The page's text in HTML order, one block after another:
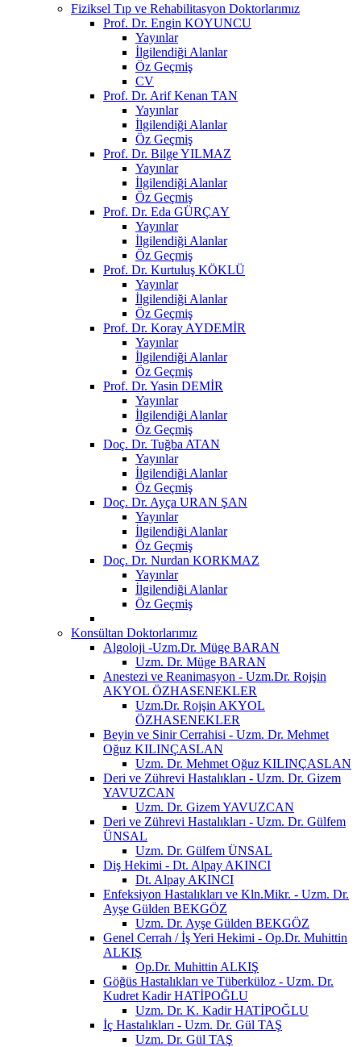
Fiziksel Tıp ve Rehabilitasyon Doktorlarımız
Prof. Dr. Engin KOYUNCU
Yayınlar
İlgilendiği Alanlar
Öz Geçmiş
CV
Prof. Dr. Arif Kenan TAN
Yayınlar
İlgilendiği Alanlar
Öz Geçmiş
Prof. Dr. Bilge YILMAZ
Yayınlar
İlgilendiği Alanlar
Öz Geçmiş
Prof. Dr. Eda GÜRÇAY
Yayınlar
İlgilendiği Alanlar
Öz Geçmiş
Prof. Dr. Kurtuluş KÖKLÜ
Yayınlar
İlgilendiği Alanlar
Öz Geçmiş
Prof. Dr. Koray AYDEMİR
Yayınlar
İlgilendiği Alanlar
Öz Geçmiş
Prof. Dr. Yasin DEMİR
Yayınlar
İlgilendiği Alanlar
Öz Geçmiş
Doç. Dr. Tuğba ATAN
Yayınlar
İlgilendiği Alanlar
Öz Geçmiş
Doç. Dr. Ayça URAN ŞAN
Yayınlar
İlgilendiği Alanlar
Öz Geçmiş
Doç. Dr. Nurdan KORKMAZ
Yayınlar
İlgilendiği Alanlar
Öz Geçmiş
Konsültan Doktorlarımız
Algoloji -Uzm.Dr. Müge BARAN
Uzm. Dr. Müge BARAN
Anestezi ve Reanimasyon - Uzm.Dr. Rojşin
AKYOL ÖZHASENEKLER
Uzm.Dr. Rojşin AKYOL
ÖZHASENEKLER
Beyin ve Sinir Cerrahisi - Uzm. Dr. Mehmet
Oğuz KILINÇASLAN
Uzm. Dr. Mehmet Oğuz KILINÇASLAN
Deri ve Zührevi Hastalıkları - Uzm. Dr. Gizem
YAVUZCAN
Uzm. Dr. Gizem YAVUZCAN
Deri ve Zührevi Hastalıkları - Uzm. Dr. Gülfem
ÜNSAL
Uzm. Dr. Gülfem ÜNSAL
Diş Hekimi - Dt. Alpay AKINCI
Dt. Alpay AKINCI
Enfeksiyon Hastalıkları ve Kln.Mikr. - Uzm. Dr.
Ayşe Gülden BEKGÖZ
Uzm. Dr. Ayşe Gülden BEKGÖZ
Genel Cerrah / İş Yeri Hekimi - Op.Dr. Muhittin
ALKIŞ
Op.Dr. Muhittin ALKIŞ
Göğüs Hastalıkları ve Tüberküloz - Uzm. Dr.
Kudret Kadir HATİPOĞLU
Uzm. Dr. K. Kadir HATİPOĞLU
İç Hastalıkları - Uzm. Dr. Gül TAŞ
Uzm. Dr. Gül TAŞ